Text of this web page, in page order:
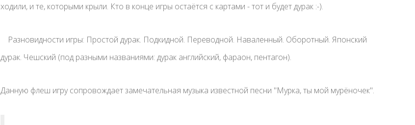
ходили, и те, которыми крыли. Кто в конце игры остаётся с картами - тот и будет дурак :-).
Разновидности игры: Простой дурак. Подкидной. Переводной. Наваленный. Оборотный. Японский
дурак. Чешский (под разными названиями: дурак английский, фараон, пентагон).
Данную флеш игру сопровождает замечательная музыка известной песни "Мурка, ты мой мурёночек".